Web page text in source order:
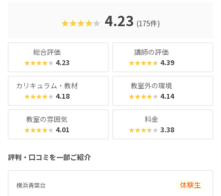
おきたい」方におすすめのスクールといえます。また、いず
れもヒューマンオリジナルの教材で学べるので、高クオリテ
★★★★★ 4.23 (175件)
総合評価
★★★★★ 4.23
講師の評価
★★★★★ 4.39
カリキュラム・教材
★★★★★ 4.18
教室外の環境
★★★★★ 4.14
教室の雰囲気
★★★★★ 4.01
料金
★★★★★ 3.38
評判・口コミを一部ご紹介
横浜青葉台 体験生